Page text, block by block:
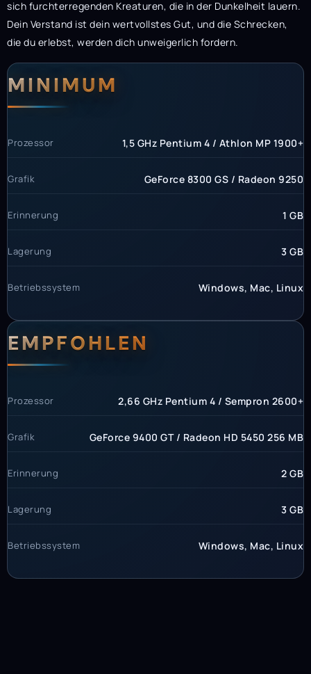
sich furchterregenden Kreaturen, die in der Dunkelheit lauern.
Dein Verstand ist dein wertvollstes Gut, und die Schrecken,
die du erlebst, werden dich unweigerlich fordern.
MINIMUM
Prozessor 1,5 GHz Pentium 4 / Athlon MP 1900+
Grafik GeForce 8300 GS / Radeon 9250
Erinnerung 1 GB
Lagerung 3 GB
Betriebssystem Windows, Mac, Linux
EMPFOHLEN
Prozessor 2,66 GHz Pentium 4 / Sempron 2600+
Grafik GeForce 9400 GT / Radeon HD 5450 256 MB
Erinnerung 2 GB
Lagerung 3 GB
Betriebssystem Windows, Mac, Linux